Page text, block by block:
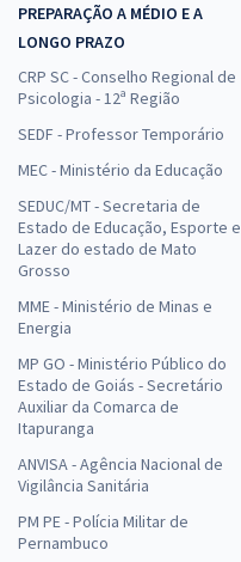
PREPARAÇÃO A MÉDIO E A
LONGO PRAZO
CRP SC - Conselho Regional de
Psicologia - 12ª Região
SEDF - Professor Temporário
MEC - Ministério da Educação
SEDUC/MT - Secretaria de
Estado de Educação, Esporte e
Lazer do estado de Mato
Grosso
MME - Ministério de Minas e
Energia
MP GO - Ministério Público do
Estado de Goiás - Secretário
Auxiliar da Comarca de
Itapuranga
ANVISA - Agência Nacional de
Vigilância Sanitária
PM PE - Polícia Militar de
Pernambuco